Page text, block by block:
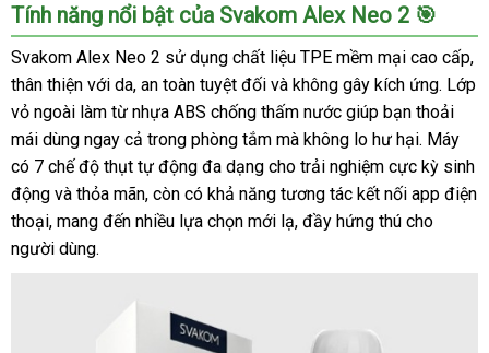
Tính năng nổi bật của Svakom Alex Neo 2 🎯
Svakom Alex Neo 2 sử dụng chất liệu TPE mềm mại cao cấp,
thân thiện với da, an toàn tuyệt đối và không gây kích ứng. Lớp
vỏ ngoài làm từ nhựa ABS chống thấm nước giúp bạn thoải
mái dùng ngay cả trong phòng tắm mà không lo hư hại. Máy
có 7 chế độ thụt tự động đa dạng cho trải nghiệm cực kỳ sinh
động và thỏa mãn, còn có khả năng tương tác kết nối app điện
thoại, mang đến nhiều lựa chọn mới lạ, đầy hứng thú cho
người dùng.